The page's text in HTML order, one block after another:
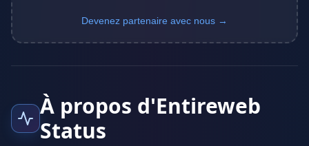
Devenez partenaire avec nous →
À propos d'Entireweb
Status